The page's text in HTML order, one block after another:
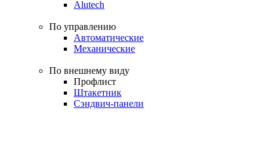
Alutech
По управлению
Автоматические
Механические
По внешнему виду
Профлист
Штакетник
Сэндвич-панели